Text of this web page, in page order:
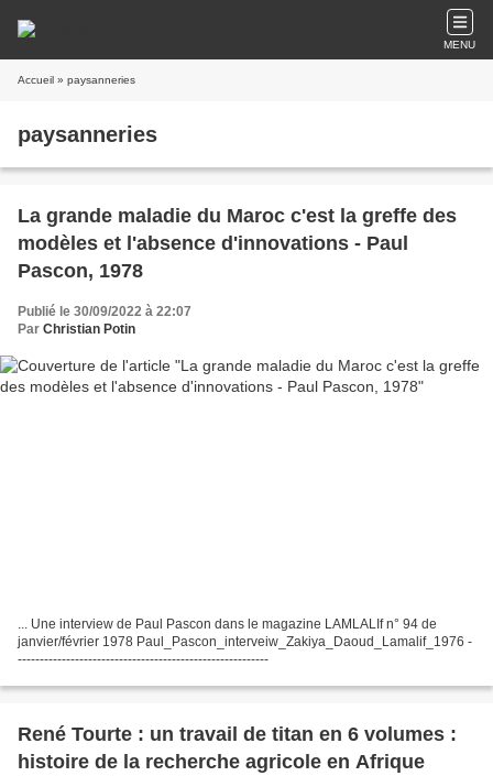
MENU
Accueil » paysanneries
paysanneries
La grande maladie du Maroc c'est la greffe des
modèles et l'absence d'innovations - Paul
Pascon, 1978
Publié le 30/09/2022 à 22:07
Par Christian Potin
... Une interview de Paul Pascon dans le magazine LAMLALIf n° 94 de
janvier/février 1978 Paul_Pascon_interveiw_Zakiya_Daoud_Lamalif_1976 -
---------------------------------------------------------
René Tourte : un travail de titan en 6 volumes :
histoire de la recherche agricole en Afrique